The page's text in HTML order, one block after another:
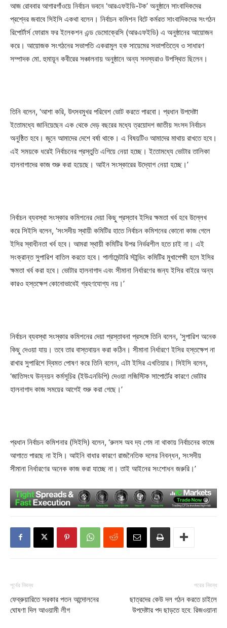
আজ রোববার আগারগাঁওয়ে নির্বাচন ভবনে ‘আরএফইডি-টক’ অনুষ্ঠানে সাংবাদিকদের
প্রশ্নের জবাবে সিইসি একথা বলেন। নির্বাচন কমিশন বিটে কর্মরত সাংবাদিকদের সংগঠন
রিপোর্টার্স ফোরাম ফর ইলেকশন এন্ড ডেমোক্রেসি (আরএফইডি) এ অনুষ্ঠানের আয়োজন
করে। আয়োজক সংগঠনের সভাপতি একরামুল হক সায়েমের সভাপতিত্বে ও সাধারণ
সম্পাদক মো. হুমায়ূন কবীরের সঞ্চালনায় অনুষ্ঠানে অন্য সদস্যরাও উপস্থিত ছিলেন।
তিনি বলেন, ‘আশা করি, উৎসবমুখর পরিবেশ ভোট করতে পারবো। প্রধান উপদেষ্টা
ইতোমধ্যে জানিয়েছেন এক থেকে দেড় বছরের মধ্যে ত্রয়োদশ জাতীয় সংসদ নির্বাচন
অনুষ্ঠিত হবে। জুনে আমাদের দেশে বর্ষা থাকে। এ বিষয়টিও আমাদের মাথায় রাখতে হবে।
এই সময়কে ধরেই নির্বাচনের প্রস্তুতি এগিয়ে নেয়া হচ্ছে। ইতোমধ্যে ভোটার তালিকা
হালনাগাদের কাজ শুরু করা হয়েছে। আইন সংস্কারের উদ্যোগ নেয়া হচ্ছে।’
নির্বাচন ব্যবস্থা সংস্কার কমিশনের দেয়া কিছু প্রস্তাব ইসির ক্ষমতা খর্ব হবে উল্লেখ
করে সিইসি বলেন, ‘সংসদীয় স্থায়ী কমিটির হাতে নির্বাচন কমিশনের কোনো কাজ গেলে
ইসির স্বাধীনতা খর্ব হবে। আমরা স্থায়ী কমিটির উপর নির্ভরশীল হতে চাই না। এই
সংক্রান্ত সুপারিশ বাতিল করতে হবে। পার্লামেন্টারি স্টান্ডিং কমিটির মুখাপেক্ষী হলে ইসির
ক্ষমতা খর্ব করা হবে। ভোটার হালনাগাদ এবং সীমানা নির্ধারণের জন্য ইসির বাইরে অন্য
কারও হস্তক্ষেপ কোনোভাবেই গ্রহণযোগ্য নয়।’
নির্বাচন ব্যবস্থা সংস্কার কমিশনের দেয়া প্রস্তাবনা প্রসঙ্গে তিনি বলেন, ‘সুপারিশ অনেক
কিছু দেওয়া যায়। তবে তার বাস্তবায়ন করা কঠিন। সীমানা নির্ধারণে ইসির হস্তক্ষেপ না
রাখার সুপারিশে দ্বিমত পোষণ করে তিনি বলেন, এটা ইসির এখতিয়ার। সিইসি বলেন,
‘জাতিসংঘ উন্নয়ন কর্মসূচির (ইউএনডিপি) দেওয়া লজিস্টিক সাপোর্টের কারণে ভোটার
হালনাগাদ কাজ সময়ের আগেই শুরু করা গেছে।’
প্রধান নির্বাচন কমিশনার (সিইসি) বলেন, ‘রুলস অব দ্য গেম না থাকায় নির্বাচনের কাজে
আগাতে পারছে না ইসি। আইনি বাধার কারণে রাজনৈতিক দলের নিবন্ধন, সংসদীয়
সীমানা নির্ধারণের অনেক কাজ করা যাচ্ছে না। তাই আইনের সংশোধন জরুরি।’
পূর্বের নিবন্ধ
ফেব্রুয়ারিতে সরকার পতন আন্দোলনের
ঘোষণা দিল আওয়ামী লীগ
পরের নিবন্ধ
ছাত্রদের কেউ দল গঠন করতে চাইলে
উপদেষ্টার পদ ছাড়তে হবে: রিজওয়ানা